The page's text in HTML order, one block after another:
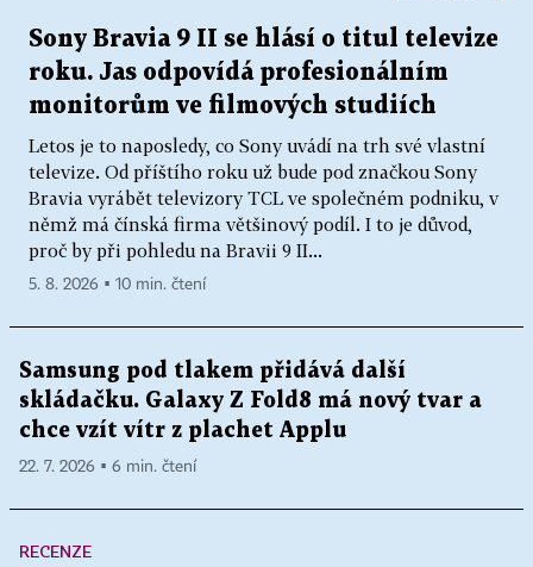
Sony Bravia 9 II se hlásí o titul televize
roku. Jas odpovídá profesionálním
monitorům ve filmových studiích
Letos je to naposledy, co Sony uvádí na trh své vlastní
televize. Od příštího roku už bude pod značkou Sony
Bravia vyrábět televizory TCL ve společném podniku, v
němž má čínská firma většinový podíl. I to je důvod,
proč by při pohledu na Bravii 9 II...
5. 8. 2026 ▪ 10 min. čtení
Samsung pod tlakem přidává další
skládačku. Galaxy Z Fold8 má nový tvar a
chce vzít vítr z plachet Applu
22. 7. 2026 ▪ 6 min. čtení
RECENZE